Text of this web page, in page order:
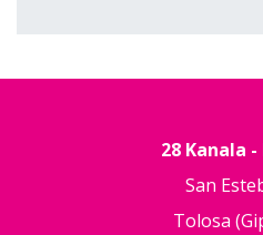
28 Kanala
San
Tolosa